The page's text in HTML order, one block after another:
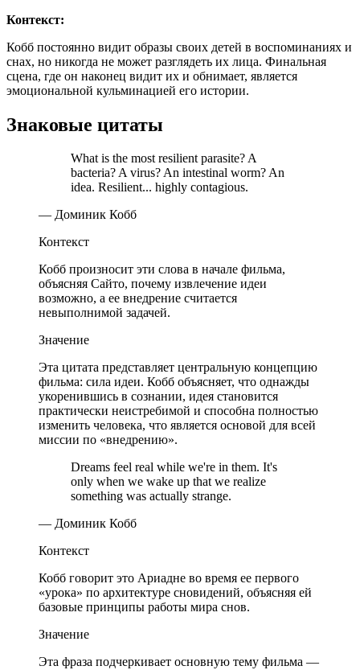
Контекст:
Кобб постоянно видит образы своих детей в воспоминаниях и
снах, но никогда не может разглядеть их лица. Финальная
сцена, где он наконец видит их и обнимает, является
эмоциональной кульминацией его истории.
Знаковые цитаты
What is the most resilient parasite? A
bacteria? A virus? An intestinal worm? An
idea. Resilient... highly contagious.
— Доминик Кобб
Контекст
Кобб произносит эти слова в начале фильма,
объясняя Сайто, почему извлечение идеи
возможно, а ее внедрение считается
невыполнимой задачей.
Значение
Эта цитата представляет центральную концепцию
фильма: сила идеи. Кобб объясняет, что однажды
укоренившись в сознании, идея становится
практически неистребимой и способна полностью
изменить человека, что является основой для всей
миссии по «внедрению».
Dreams feel real while we're in them. It's
only when we wake up that we realize
something was actually strange.
— Доминик Кобб
Контекст
Кобб говорит это Ариадне во время ее первого
«урока» по архитектуре сновидений, объясняя ей
базовые принципы работы мира снов.
Значение
Эта фраза подчеркивает основную тему фильма —